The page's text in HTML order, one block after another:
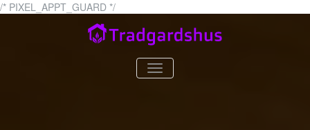
/* PIXEL_APPT_GUARD */Skip
content
tradgardshus.setradgardshus.se – allt om
TOGGLE
NAVIGATION